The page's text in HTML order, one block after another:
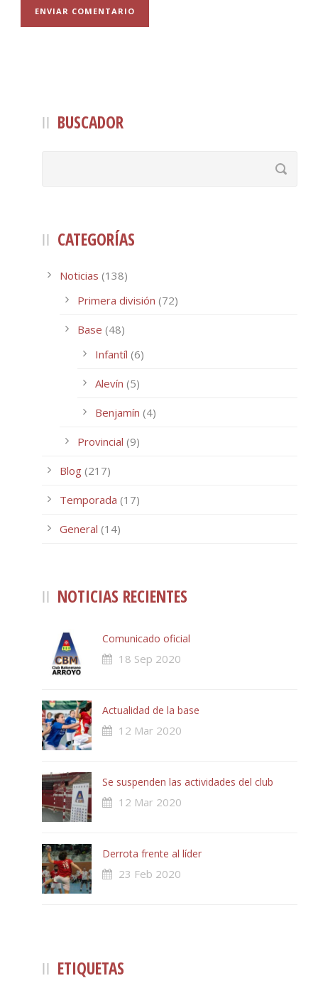
BUSCADOR
CATEGORÍAS
Noticias (138)
Primera división (72)
Base (48)
Infantíl (6)
Alevín (5)
Benjamín (4)
Provincial (9)
Blog (217)
Temporada (17)
General (14)
NOTICIAS RECIENTES
Comunicado oficial
18 Sep 2020
Actualidad de la base
12 Mar 2020
Se suspenden las actividades del club
12 Mar 2020
Derrota frente al líder
23 Feb 2020
ETIQUETAS